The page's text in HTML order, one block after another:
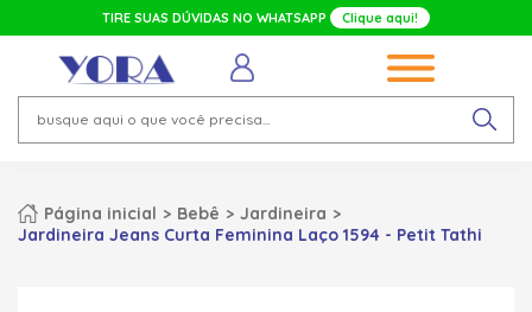
TIRE SUAS DÚVIDAS NO WHATSAPP Clique aqui!
Página inicial Bebê
Jardineira
Jardineira Jeans Curta Feminina Laço 1594 - Petit Tathi